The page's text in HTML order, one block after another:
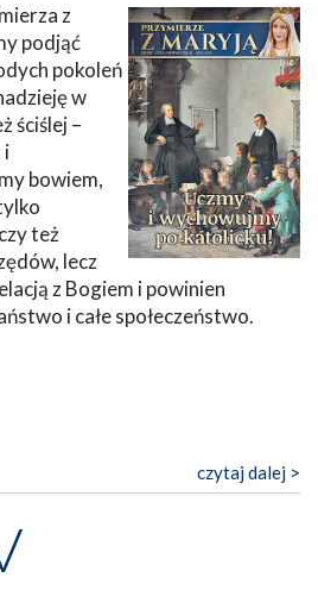
z
podjąć
pokoleń
w
ściślej –
i
bowiem,
też
lecz
z Bogiem i powinien
i całe społeczeństwo.
czytaj dalej >